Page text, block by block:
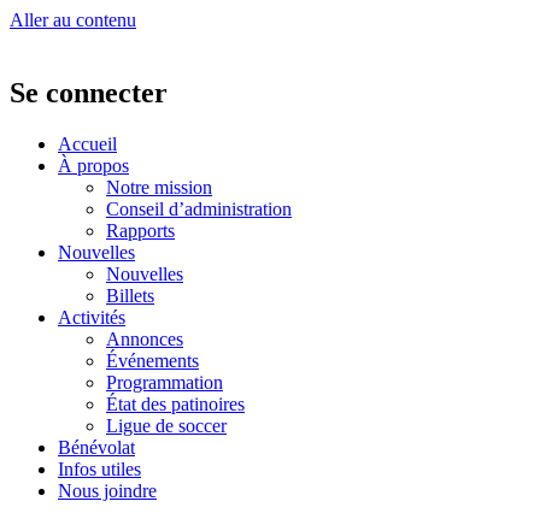
Aller au contenu
Se connecter
Accueil
À propos
Notre mission
Conseil d’administration
Rapports
Nouvelles
Nouvelles
Billets
Activités
Annonces
Événements
Programmation
État des patinoires
Ligue de soccer
Bénévolat
Infos utiles
Nous joindre